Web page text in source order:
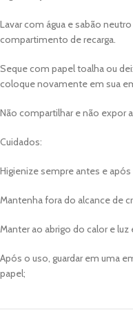
Lavar com água e sabão
compartimento de recarga.
Seque com papel toalha ou
coloque novamente em sua
Não compartilhar e não expor
Cuidados:
Higienize sempre antes e após
Mantenha fora do alcance de
Manter ao abrigo do calor e luz
Após o uso, guardar em uma
papel;